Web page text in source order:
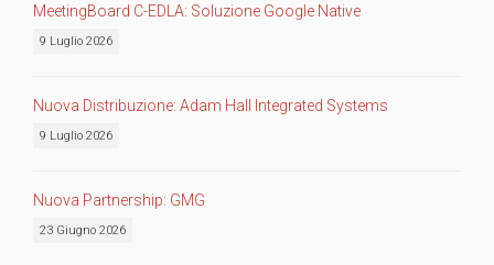
MeetingBoard C-EDLA: Soluzione Google Native
9 Luglio 2026
Nuova Distribuzione: Adam Hall Integrated Systems
9 Luglio 2026
Nuova Partnership: GMG
23 Giugno 2026